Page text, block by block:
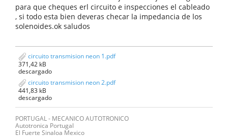
para que cheques erl circuito e inspecciones el cableado
, si todo esta bien deveras checar la impedancia de los
solenoides.ok saludos
circuito transmision neon 1.pdf
371,42 kB
descargado
circuito transmision neon 2.pdf
441,83 kB
descargado
PORTUGAL - MECANICO AUTOTRONICO
Autotronica Portugal
El Fuerte Sinaloa Mexico